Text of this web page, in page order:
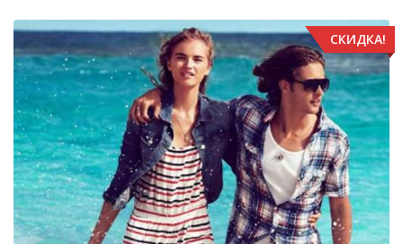
СКИДКА!